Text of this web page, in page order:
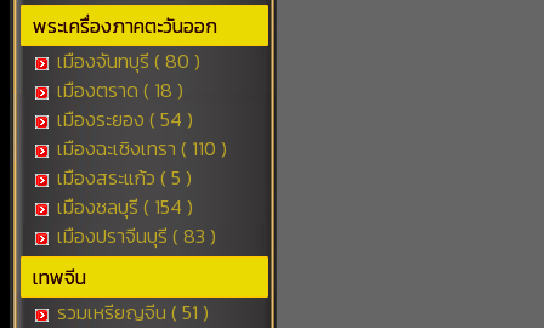
พระเครื่องภาคตะวันออก
เมืองจันทบุรี ( 80 )
เมืองตราด ( 18 )
เมืองระยอง ( 54 )
เมืองฉะเชิงเทรา ( 110 )
เมืองสระแก้ว ( 5 )
เมืองชลบุรี ( 154 )
เมืองปราจีนบุรี ( 83 )
เทพจีน
รวมเหรียญจีน ( 51 )